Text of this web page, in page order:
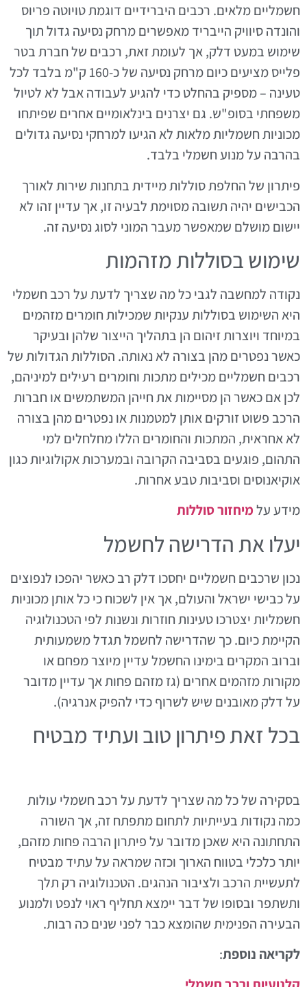
חשמליים מלאים. רכבים היברידיים דוגמת טויוטה פריוס
והונדה סיוויק הייבריד מאפשרים מרחק נסיעה גדול תוך
שימוש במעט דלק, אך לעומת זאת, רכבים של חברת בטר
פלייס מציעים כיום מרחק נסיעה של כ-160 ק"מ בלבד לכל
טעינה – מספיק בהחלט כדי להגיע לעבודה אבל לא לטיול
משפחתי בסופ"ש. גם יצרנים בינלאומיים אחרים שפיתחו
מכוניות חשמליות מלאות לא הגיעו למרחקי נסיעה גדולים
בהרבה על מנוע חשמלי בלבד.
פיתרון של החלפת סוללות מיידית בתחנות שירות לאורך
הכבישים יהיה תשובה מסוימת לבעיה זו, אך עדיין זהו לא
יישום מושלם שמאפשר מעבר המוני לסוג נסיעה זה.
שימוש בסוללות מזהמות
נקודה למחשבה לגבי כל מה שצריך לדעת על רכב חשמלי
היא השימוש בסוללות ענקיות שמכילות חומרים מזהמים
במיוחד ויוצרות זיהום הן בתהליך הייצור שלהן ובעיקר
כאשר נפטרים מהן בצורה לא נאותה. הסוללות הגדולות של
רכבים חשמליים מכילים מתכות וחומרים רעילים למיניהם,
לכן אם כאשר הן מסיימות את חייהן המשתמשים או חברות
הרכב פשוט זורקים אותן למטמנות או נפטרים מהן בצורה
לא אחראית, המתכות והחומרים הללו מחלחלים למי
התהום, פוגעים בסביבה הקרובה ובמערכות אקולוגיות כגון
אוקיאנוסים וסביבות טבע אחרות.
מידע עלמיחזור סוללות
יעלו את הדרישה לחשמל
נכון שרכבים חשמליים יחסכו דלק רב כאשר יהפכו לנפוצים
על כבישי ישראל והעולם, אך אין לשכוח כי כל אותן מכוניות
חשמליות יצטרכו טעינות חוזרות ונשנות לפי הטכנולוגיה
הקיימת כיום. כך שהדרישה לחשמל תגדל משמעותית
וברוב המקרים בימינו החשמל עדיין מיוצר מפחם או
מקורות מזהמים אחרים (גז מזהם פחות אך עדיין מדובר
על דלק מאובנים שיש לשרוף כדי להפיק אנרגיה).
בכל זאת פיתרון טוב ועתיד מבטיח
בסקירה של כל מה שצריך לדעת על רכב חשמלי עולות
כמה נקודות בעייתיות לתחום מתפתח זה, אך השורה
התחתונה היא שאכן מדובר על פיתרון הרבה פחות מזהם,
יותר כלכלי בטווח הארוך וכזה שמראה על עתיד מבטיח
לתעשיית הרכב ולציבור הנהגים. הטכנולוגיה רק תלך
ותשתפר ובסופו של דבר יימצא תחליף ראוי לנפט ולמנוע
הבעירה הפנימית שהומצא כבר לפני שנים כה רבות.
לקריאה נוספת: